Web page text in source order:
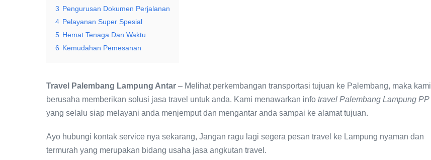
3 Pengurusan Dokumen Perjalanan
4 Pelayanan Super Spesial
5 Hemat Tenaga Dan Waktu
6 Kemudahan Pemesanan
Travel Palembang Lampung Antar – Melihat perkembangan transportasi tujuan ke Palembang, maka kami
berusaha memberikan solusi jasa travel untuk anda. Kami menawarkan info travel Palembang Lampung PP
yang selalu siap melayani anda menjemput dan mengantar anda sampai ke alamat tujuan.
Ayo hubungi kontak service nya sekarang, Jangan ragu lagi segera pesan travel ke Lampung nyaman dan
termurah yang merupakan bidang usaha jasa angkutan travel.